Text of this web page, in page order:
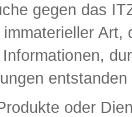
gegen das
oder